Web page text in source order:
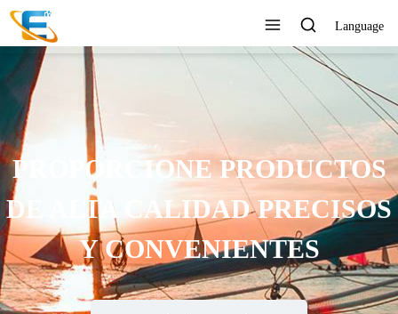
Language
PRODUCTOS
CALIDAD PRECISOS
Y CONVENIENTES